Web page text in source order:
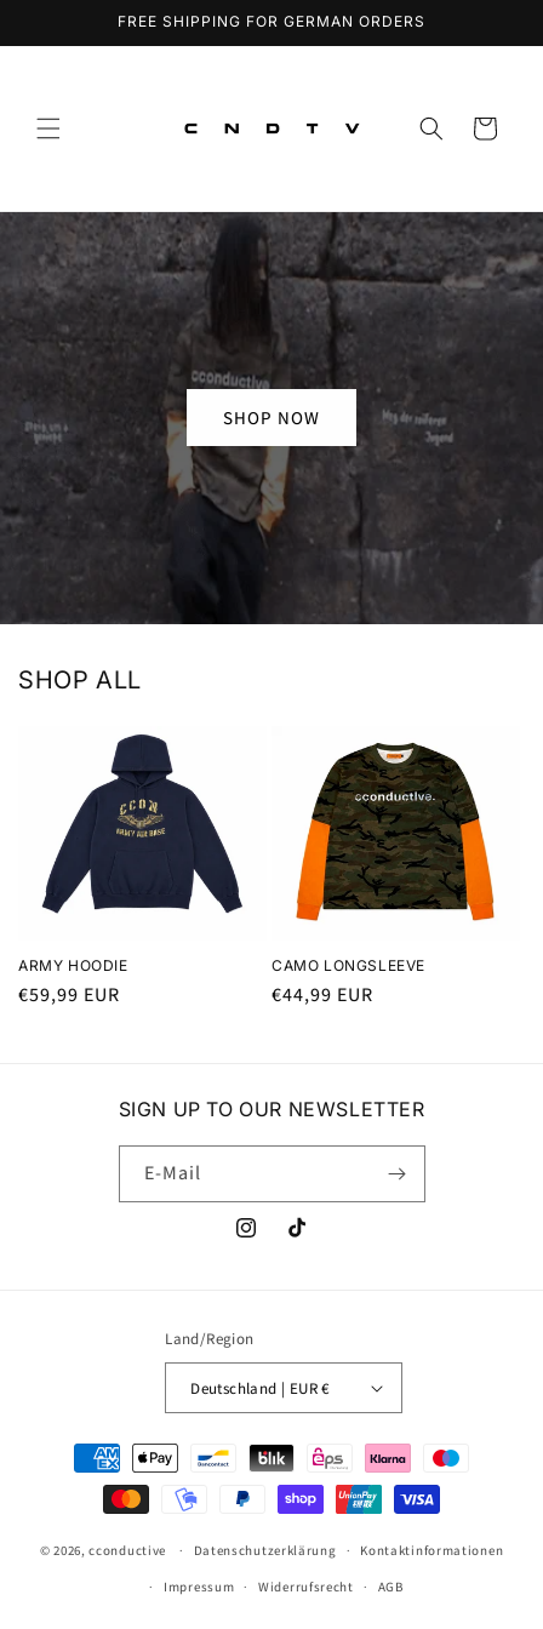
Inhalt
FREE SHIPPING FOR GERMAN ORDERS
Warenkorb
SHOP NOW
SHOP ALL
ARMY HOODIE
Normaler
€59,99 EUR
CAMO LONGSLEEVE
Normaler
€44,99 EUR
SIGN UP TO OUR NEWSLETTER
E-Mail
https://www.instagram.com/
TikTok
Land/Region
Deutschland | EUR €
Zahlungsmethoden
© 2026,cconductive Datenschutzerklärung Kontaktinformationen
Impressum Widerrufsrecht AGB